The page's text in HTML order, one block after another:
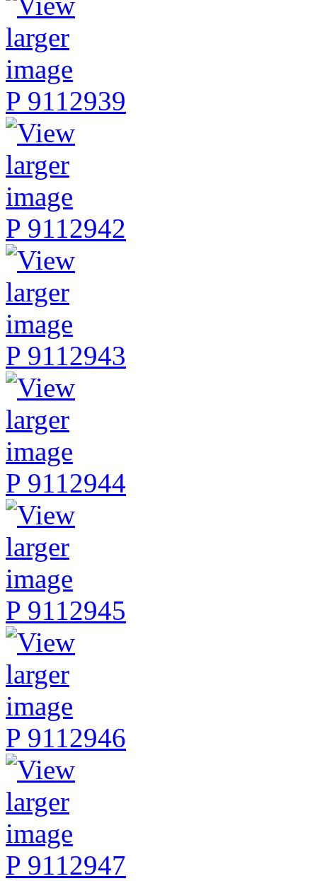
P 9112939
P 9112942
P 9112943
P 9112944
P 9112945
P 9112946
P 9112947